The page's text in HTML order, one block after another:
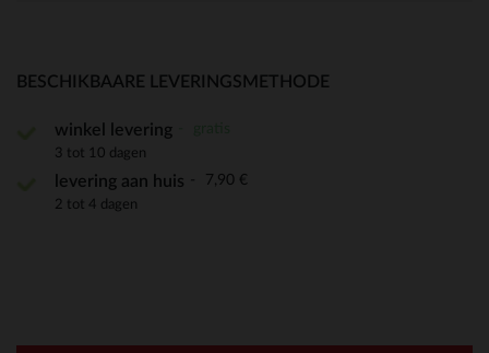
BESCHIKBAARE LEVERINGSMETHODE
winkel levering
3 tot 10 dagen
levering aan huis 7,90 €
2 tot 4 dagen